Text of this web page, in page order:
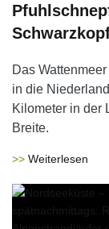
Das
in die
Kilometer in der
Breite.
Weiterlesen